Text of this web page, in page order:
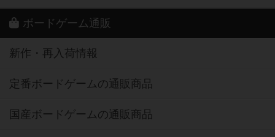
ボードゲーム通販
新作・再入荷情報
定番ボードゲームの通販商品
国産ボードゲームの通販商品